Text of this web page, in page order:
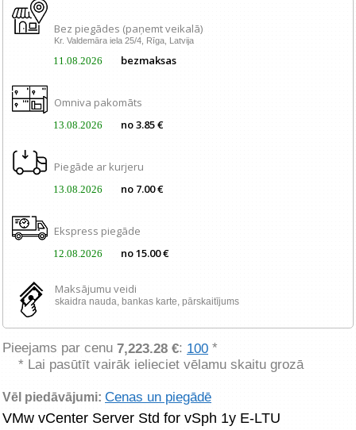
Bez piegādes (paņemt veikalā)
Kr. Valdemāra iela 25/4, Rīga, Latvija
11.08.2026 bezmaksas
Omniva pakomāts
13.08.2026 no 3.85 €
Piegāde ar kurjeru
13.08.2026 no 7.00 €
Ekspress piegāde
12.08.2026 no 15.00 €
Maksājumu veidi
skaidra nauda, ​​bankas karte, pārskaitījums
Pieejams par cenu 7,223.28 €: 100 *
* Lai pasūtīt vairāk ielieciet vēlamu skaitu grozā
Vēl piedāvājumi: Cenas un piegādē
VMw vCenter Server Std for vSph 1y E-LTU